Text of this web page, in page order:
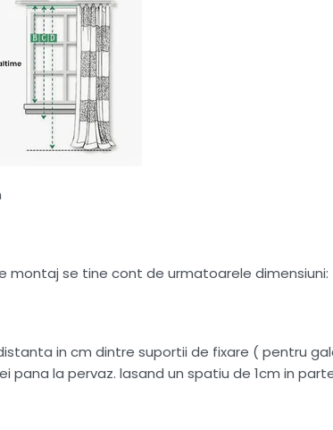
montaj se tine cont de urmatoarele dimensiuni:
in cm dintre suportii de fixare ( pentru
pana la pervaz. lasand un spatiu de 1cm in